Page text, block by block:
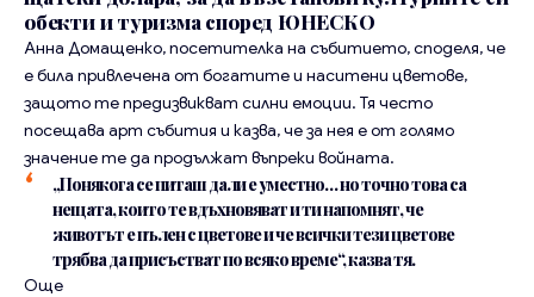
обекти и туризма според ЮНЕСКО
Анна Домащенко, посетителка на събитието, споделя, че
е била привлечена от богатите и наситени цветове,
защото те предизвикват силни емоции. Тя често
посещава арт събития и казва, че за нея е от голямо
значение те да продължат въпреки войната.
„Понякога се питаш дали е уместно… но точно това са
нещата, които те вдъхновяват и ти напомнят, че
животът е пълен с цветове и че всички тези цветове
трябва да присъстват по всяко време“, казва тя.
Още